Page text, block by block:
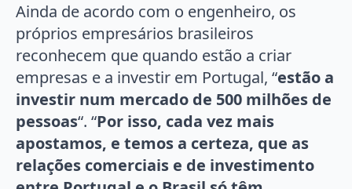
Ainda de acordo com o engenheiro, os
próprios empresários brasileiros
reconhecem que quando estão a criar
empresas e a investir em Portugal, “estão a
investir num mercado de 500 milhões de
pessoas“. “Por isso, cada vez mais
apostamos, e temos a certeza, que as
relações comerciais e de investimento